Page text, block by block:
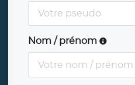
Nom / prénom